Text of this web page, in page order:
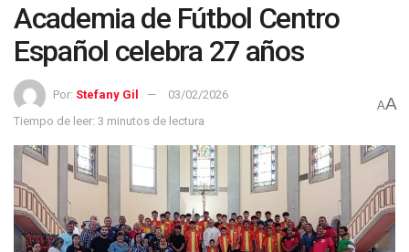
Academia de Fútbol Centro
Español celebra 27 años
Por: Stefany Gil
03/02/2026
Tiempo de leer: 3 minutos de lectura
AA